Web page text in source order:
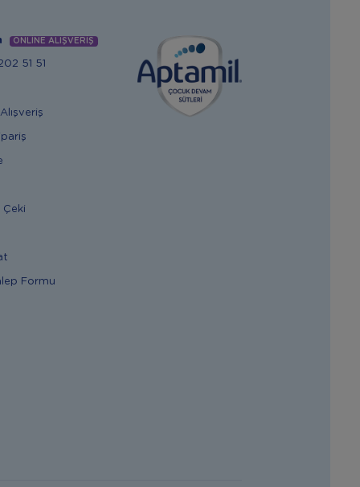
ONLİNE ALIŞVERİŞ
51 51
Çeki
Formu